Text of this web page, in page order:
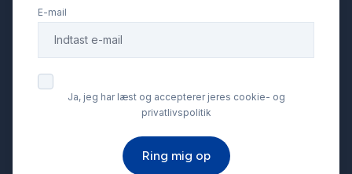
E-mail
Ja, jeg har læst og accepterer jeres cookie- og
privatlivspolitik
Ring mig op